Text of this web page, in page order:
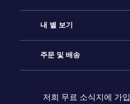
연락처
블로그
온라인 별 선물
OSR 선물 팩
내 별 보기
Star Register
주문 및 배송
저희 무료 소식지에 가